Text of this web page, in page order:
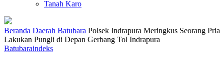
Tanah Karo
Beranda Daerah Batubara Polsek Indrapura Meringkus Seorang Pria
Lakukan Pungli di Depan Gerbang Tol Indrapura
Batubaraindeks